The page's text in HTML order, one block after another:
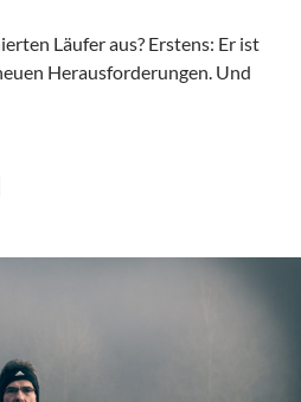
Läufer aus? Erstens: Er ist
Herausforderungen. Und
neuen Bestzeiten